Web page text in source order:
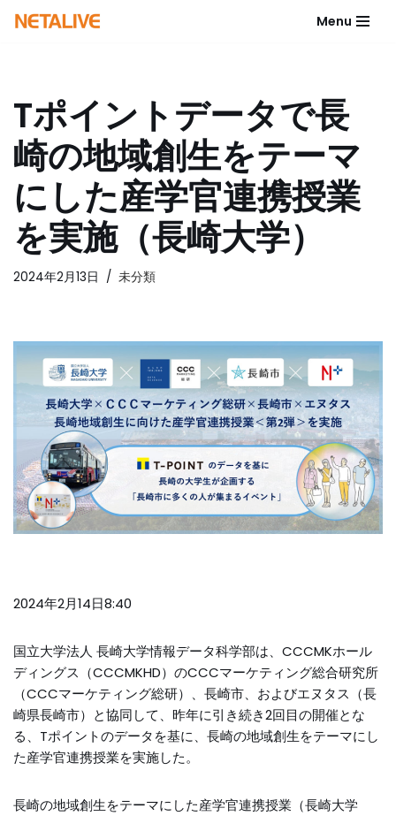
ン
ツ
へ
キ
ッ
プ
Menu
Tポイントデータで長
崎の地域創生をテーマ
にした産学官連携授業
を実施（長崎大学）
2024年2月13日 未分類
2024年2月14日8:40
国立大学法人 長崎大学情報データ科学部は、CCCMKホール
ディングス（CCCMKHD）のCCCマーケティング総合研究所
（CCCマーケティング総研）、長崎市、およびエヌタス（長
崎県長崎市）と協同して、昨年に引き続き2回目の開催とな
る、Tポイントのデータを基に、長崎の地域創生をテーマにし
た産学官連携授業を実施した。
長崎の地域創生をテーマにした産学官連携授業（長崎大学